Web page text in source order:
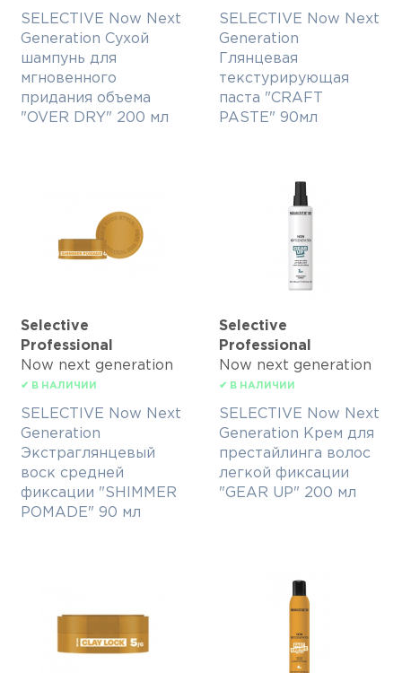
SELECTIVE Now Next
Generation Сухой
шампунь для
мгновенного
придания объема
"OVER DRY" 200 мл
SELECTIVE Now Next
Generation
Глянцевая
текстурирующая
паста "CRAFT
PASTE" 90мл
Selective
Professional
Now next generation
✔ В НАЛИЧИИ
SELECTIVE Now Next
Generation
Экстраглянцевый
воск средней
фиксации "SHIMMER
POMADE" 90 мл
Selective
Professional
Now next generation
✔ В НАЛИЧИИ
SELECTIVE Now Next
Generation Крем для
престайлинга волос
легкой фиксации
"GEAR UP" 200 мл